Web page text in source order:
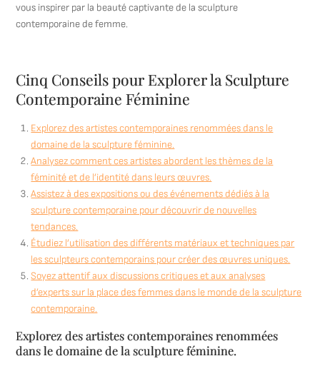
vous inspirer par la beauté captivante de la sculpture
contemporaine de femme.
Cinq Conseils pour Explorer la Sculpture
Contemporaine Féminine
Explorez des artistes contemporaines renommées dans le
domaine de la sculpture féminine.
Analysez comment ces artistes abordent les thèmes de la
féminité et de l’identité dans leurs œuvres.
Assistez à des expositions ou des événements dédiés à la
sculpture contemporaine pour découvrir de nouvelles
tendances.
Étudiez l’utilisation des différents matériaux et techniques par
les sculpteurs contemporains pour créer des œuvres uniques.
Soyez attentif aux discussions critiques et aux analyses
d’experts sur la place des femmes dans le monde de la sculpture
contemporaine.
Explorez des artistes contemporaines renommées
dans le domaine de la sculpture féminine.